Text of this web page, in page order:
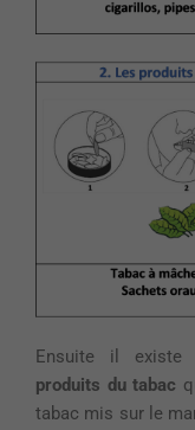
Ensuite il existe
produits du tabac
tabac mis sur le